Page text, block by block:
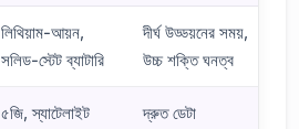
লিথিয়াম-আয়ন,
সলিড-স্টেট ব্যাটারি
দীর্ঘ উড্ডয়নের সময়,
উচ্চ শক্তি ঘনত্ব
৫জি, স্যাটেলাইট
দ্রুত ডেটা